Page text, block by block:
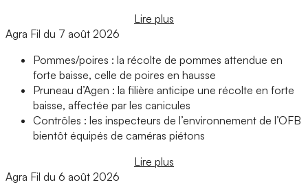
Lire plus
Agra Fil du 7 août 2026
Pommes/poires : la récolte de pommes attendue en
forte baisse, celle de poires en hausse
Pruneau d’Agen : la filière anticipe une récolte en forte
baisse, affectée par les canicules
Contrôles : les inspecteurs de l’environnement de l’OFB
bientôt équipés de caméras piétons
Lire plus
Agra Fil du 6 août 2026